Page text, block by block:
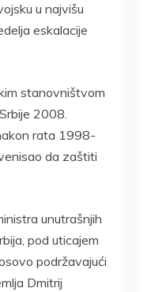
u najvišu
eskalacije
stanovništvom
2008.
rata 1998-
da zaštiti
unutrašnjih
pod uticajem
podržavajući
Dmitrij